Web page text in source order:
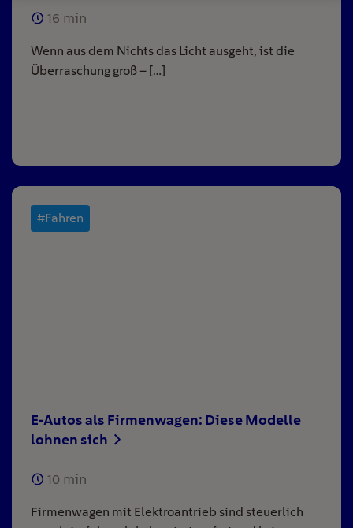
16 min
Wenn aus dem Nichts das Licht ausgeht, ist die
Überraschung groß – […]
#Fahren
E-Autos als Firmenwagen: Diese Modelle
lohnen sich
10 min
Firmenwagen mit Elektroantrieb sind steuerlich